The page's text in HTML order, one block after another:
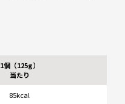
1個（125g）
当たり
85kcal